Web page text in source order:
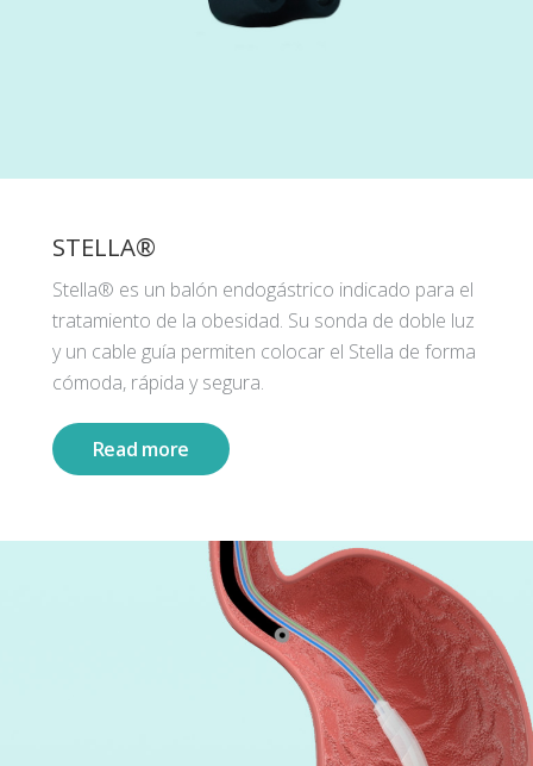
STELLA®
Stella® es un balón endogástrico indicado para el
tratamiento de la obesidad. Su sonda de doble luz
y un cable guía permiten colocar el Stella de forma
cómoda, rápida y segura.
Read more